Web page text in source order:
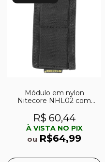
Módulo em nylon
Nitecore NHL02 com
R$ 60,44
À VISTA NO PIX
ou R$64,99